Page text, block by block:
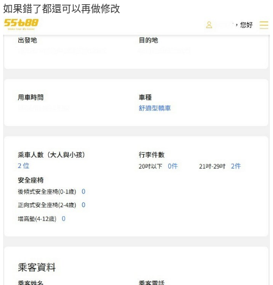
如果錯了都還可以再做修改